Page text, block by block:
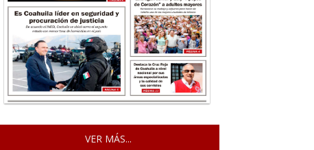
VER MÁS...